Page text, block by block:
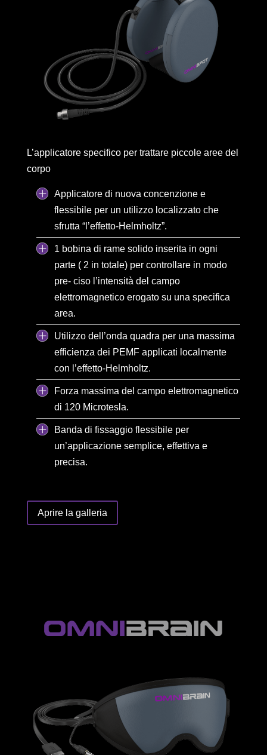
L’applicatore specifico per trattare piccole aree del
corpo
Applicatore di nuova concenzione e
flessibile per un utilizzo localizzato che
sfrutta “l’effetto-Helmholtz”.
1 bobina di rame solido inserita in ogni
parte ( 2 in totale) per controllare in modo
pre- ciso l’intensità del campo
elettromagnetico erogato su una specifica
area.
Utilizzo dell’onda quadra per una massima
efficienza dei PEMF applicati localmente
con l’effetto-Helmholtz.
Forza massima del campo elettromagnetico
di 120 Microtesla.
Banda di fissaggio flessibile per
un’applicazione semplice, effettiva e
precisa.
Aprire la galleria